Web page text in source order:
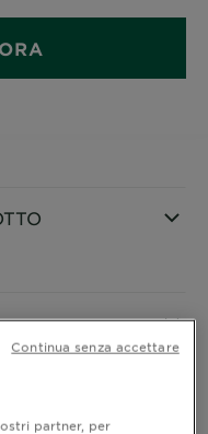
partner, per
Continua senza accettare